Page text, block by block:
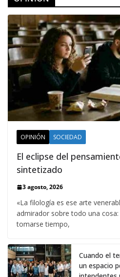
OPINIÓN SOCIEDAD
El eclipse del
sintetizado
3 agosto, 2026
«La filología es ese arte
admirador sobre todo una
tomarse tiempo,
Cuando el
un espacio